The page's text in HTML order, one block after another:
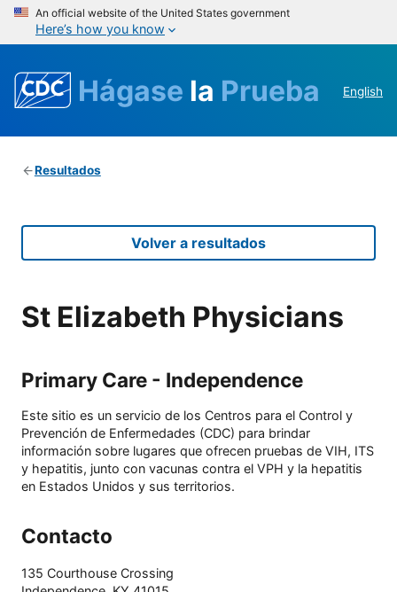
An official website of the United States government
Here’s how you know
Hágase la Prueba English
Resultados
Volver a resultados
St Elizabeth Physicians
Primary Care - Independence
Este sitio es un servicio de los Centros para el Control y
Prevención de Enfermedades (CDC) para brindar
información sobre lugares que ofrecen pruebas de VIH, ITS
y hepatitis, junto con vacunas contra el VPH y la hepatitis
en Estados Unidos y sus territorios.
Contacto
135 Courthouse Crossing